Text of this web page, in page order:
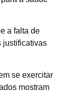
a falta de
justificativas
se exercitar
mostram